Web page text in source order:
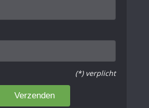
(*) verplicht